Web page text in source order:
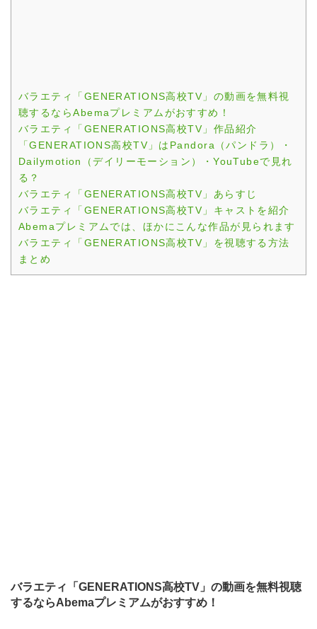
バラエティ「GENERATIONS高校TV」の動画を無料視
聴するならAbemaプレミアムがおすすめ！
バラエティ「GENERATIONS高校TV」作品紹介
「GENERATIONS高校TV」はPandora（パンドラ）・
Dailymotion（デイリーモーション）・YouTubeで見れ
る？
バラエティ「GENERATIONS高校TV」あらすじ
バラエティ「GENERATIONS高校TV」キャストを紹介
Abemaプレミアムでは、ほかにこんな作品が見られます
バラエティ「GENERATIONS高校TV」を視聴する方法
まとめ
バラエティ「GENERATIONS高校TV」の動画を無料視聴
するならAbemaプレミアムがおすすめ！